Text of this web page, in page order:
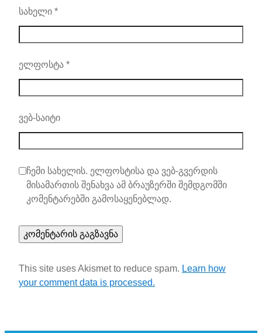
სახელი *
ელფოსტა *
ვებ-საიტი
ჩემი სახელის. ელფოსტისა და ვებ-გვერდის
მისამართის შენახვა ამ ბრაუზერში შემდგომში
კომენტარებში გამოსაყენებლად.
This site uses Akismet to reduce spam. Learn how
your comment data is processed.